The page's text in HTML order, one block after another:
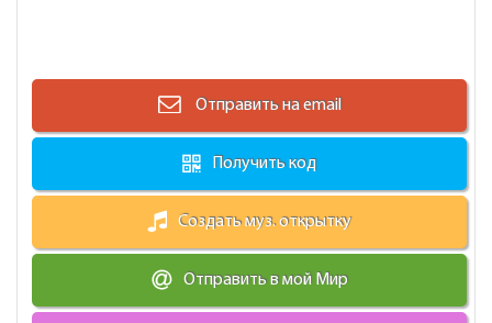
Отправить на email
Получить код
Создать муз. открытку
Отправить в мой Мир